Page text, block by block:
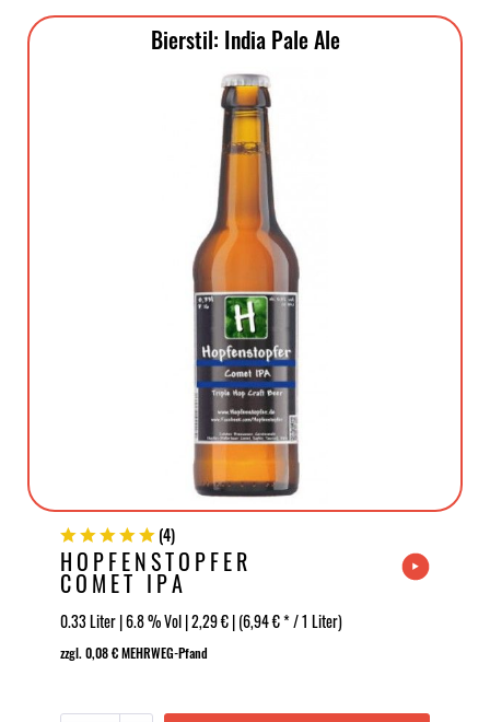
Bierstil: India Pale Ale
(4)
HOPFENSTOPFER
COMET IPA
0.33 Liter | 6.8 % Vol | 2,29 € | (6,94 € * / 1 Liter)
zzgl. 0,08 € MEHRWEG-Pfand